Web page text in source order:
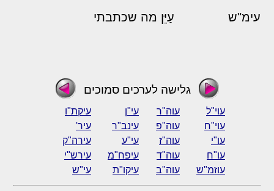
עימ"ש עַיֵּן מה שכתבתי
גלישה לערכים סמוכים
עוי"ל עוה"ר עי"ן
עיקת"ו
עוי"ח
עוה"פ עינב"ר
עיר'
עו"י
עוה"ז עי"ע
עירה"ק
עו"ח
עוה"ד עיפח"מ
עירש"י
עוזמ"ש
עוה"ב עיקו"ת עי"ש